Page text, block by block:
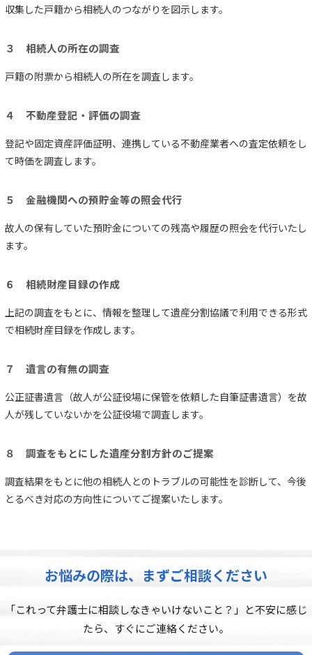
収集した戸籍から相続人のつながりを図示します。
３ 相続人の所在の調査
戸籍の附票から相続人の所在を調査します。
４ 不動産登記・評価の調査
登記や固定資産評価証明、連携している不動産業者への査定依頼をし
て時価を調査します。
５ 金融機関への預貯金等の照会代行
故人の保有していた預貯金についての残高や履歴の照会を代行いたし
ます。
６ 相続財産目録の作成
上記の調査をもとに、情報を整理して遺産分割協議で利用できる形式
で相続財産目録を作成します。
７ 遺言の有無の調査
公正証書遺言（故人が公証役場に保管を依頼した自筆証書遺言）を故
人が残していないかを公証役場で調査します。
８ 調査をもとにした遺産分割方針のご提案
調査結果をもとに他の相続人とのトラブルの可能性を診断して、今後
とるべき対応の方向性についてご提案いたします。
お悩みの際は、まずご相談ください
「これって弁護士に相談しなきゃいけないこと？」と不安に感じ
たら、すぐにご連絡ください。